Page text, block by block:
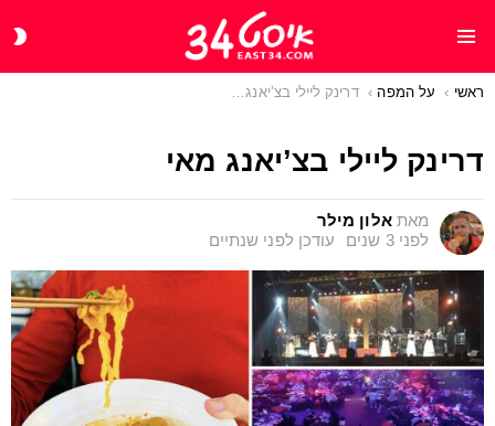
You are here:
ראשי על המפה דרינק ליילי בצ’יאנג מאי
דרינק ליילי בצ’יאנג מאי
מאת אלון מילר
לפני 3 שנים
עודכן לפני שנתיים